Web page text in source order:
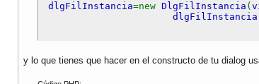
dlgFilInstancia=new DlgFilInstancia (
dlgFilInstancia
y lo que tienes que hacer en el constructo de tu dialog